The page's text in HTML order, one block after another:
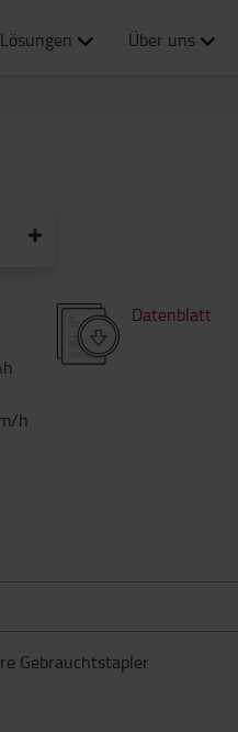
Lösungen Über uns
h
Datenblatt
Gebrauchtstapler